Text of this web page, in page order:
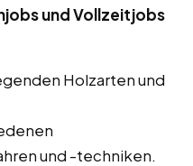
und Vollzeitjobs
Holzarten und
und -techniken.